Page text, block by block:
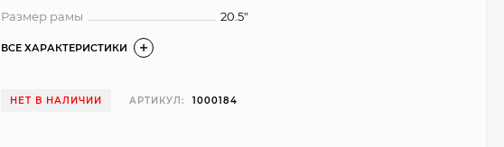
Размер рамы
20.5"
ВСЕ ХАРАКТЕРИСТИКИ
НЕТ В НАЛИЧИИ АРТИКУЛ: 1000184